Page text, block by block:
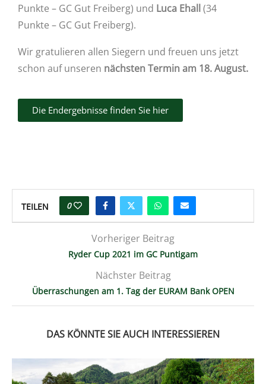
Punkte – GC Gut Freiberg) und Luca Ehall(34
Punkte – GC Gut Freiberg).
Wir gratulieren allen Siegern und freuen uns jetzt
schon auf unseren nächsten Termin am 18. August.
Die Endergebnisse finden Sie hier
TEILEN 0
Vorheriger Beitrag
Ryder Cup 2021 im GC Puntigam
Nächster Beitrag
Überraschungen am 1. Tag der EURAM Bank OPEN
DAS KÖNNTE SIE AUCH INTERESSIEREN